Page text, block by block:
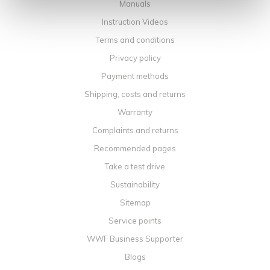
Manuals
Instruction Videos
Terms and conditions
Privacy policy
Payment methods
Shipping, costs and returns
Warranty
Complaints and returns
Recommended pages
Take a test drive
Sustainability
Sitemap
Service points
WWF Business Supporter
Blogs